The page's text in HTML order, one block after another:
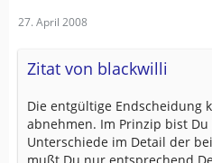
27. April 2008
Zitat von blackwilli
Die entgültige Endscheidung
abnehmen. Im Prinzip bist
Unterschiede im Detail der